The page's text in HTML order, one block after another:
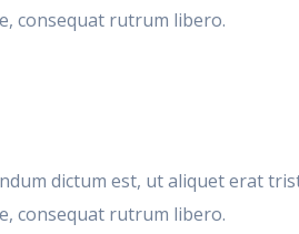
consequat rutrum libero.
dictum est, ut aliquet erat
consequat rutrum libero.